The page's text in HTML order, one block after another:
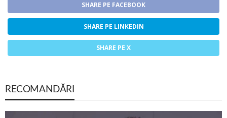
SHARE PE FACEBOOK
SHARE PE LINKEDIN
SHARE PE X
RECOMANDĂRI